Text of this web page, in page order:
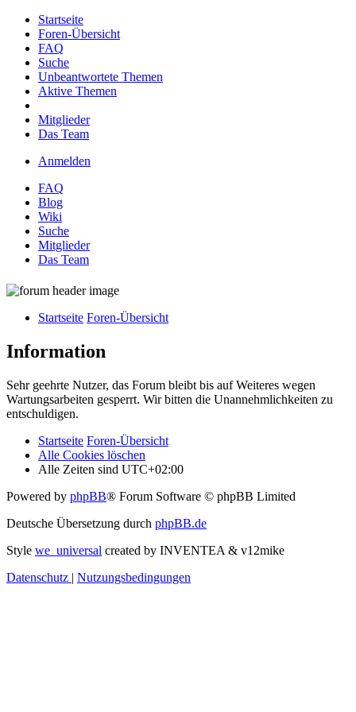
Startseite
Foren-Übersicht
FAQ
Suche
Unbeantwortete Themen
Aktive Themen
Mitglieder
Das Team
Anmelden
FAQ
Blog
Wiki
Suche
Mitglieder
Das Team
Startseite Foren-Übersicht
Information
Sehr geehrte Nutzer, das Forum bleibt bis auf Weiteres wegen
Wartungsarbeiten gesperrt. Wir bitten die Unannehmlichkeiten zu
entschuldigen.
Startseite Foren-Übersicht
Alle Cookies löschen
Alle Zeiten sind UTC+02:00
Powered by phpBB® Forum Software © phpBB Limited
Deutsche Übersetzung durch phpBB.de
Style we_universal created by INVENTEA & v12mike
Datenschutz | Nutzungsbedingungen